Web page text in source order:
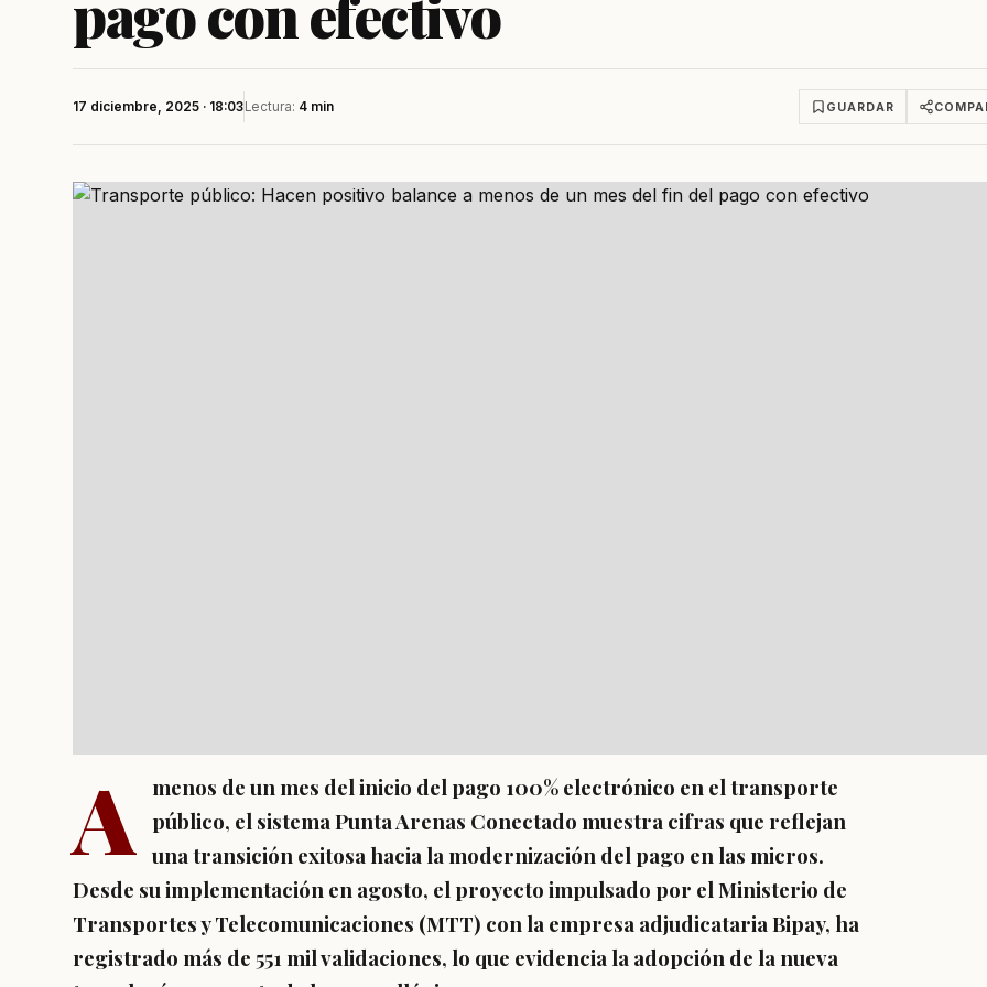
pago con efectivo
17 diciembre, 2025 · 18:03Lectura: 4 min GUARDAR
A
menos de un mes del inicio del pago 100% electrónico en el transporte
público, el sistema Punta Arenas Conectado muestra cifras que reflejan
una transición exitosa hacia la modernización del pago en las micros.
Desde su implementación en agosto, el proyecto impulsado por el Ministerio de
Transportes y Telecomunicaciones (MTT) con la empresa adjudicataria Bipay, ha
registrado más de 551 mil validaciones, lo que evidencia la adopción de la nueva